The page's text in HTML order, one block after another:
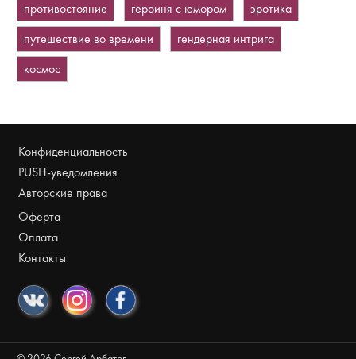
противостояние
героиня с юмором
эротика
путешествие во времени
гендерная интрига
космос
Конфиденциальность
PUSH-уведомления
Авторские права
Оферта
Оплата
Контакты